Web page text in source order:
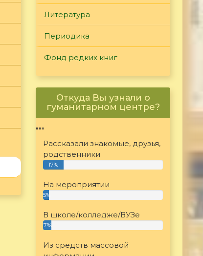
Литература
Периодика
Фонд редких книг
Откуда Вы узнали о
гуманитарном центре?
"""
Рассказали знакомые, друзья,
родственники
17%
На мероприятии
5%
В школе/колледже/ВУЗе
7%
Из средств массовой